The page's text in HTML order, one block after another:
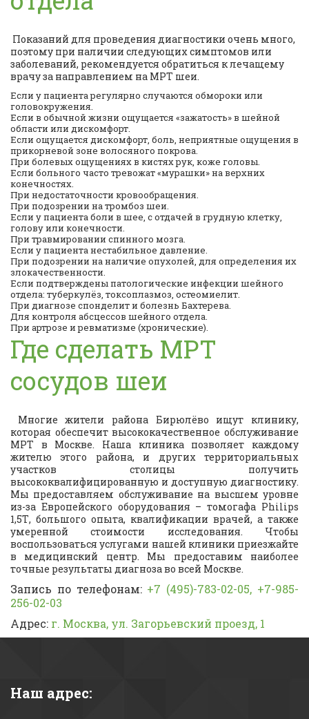
Показаний для проведения диагностики очень много,
поэтому при наличии следующих симптомов или
заболеваний, рекомендуется обратиться к лечащему
врачу за направлением на МРТ шеи.
Если у пациента регулярно случаются обмороки или
головокружения.
Если в обычной жизни ощущается «зажатость» в шейной
области или дискомфорт.
Если ощущается дискомфорт, боль, неприятные ощущения в
прикорневой зоне волосяного покрова.
При болевых ощущениях в кистях рук, коже головы.
Если больного часто тревожат «мурашки» на верхних
конечностях.
При недостаточности кровообращения.
При подозрении на тромбоз шеи.
Если у пациента боли в шее, с отдачей в грудную клетку,
голову или конечности.
При травмировании спинного мозга.
Если у пациента нестабильное давление.
При подозрении на наличие опухолей, для определения их
злокачественности.
Если подтверждены патологические инфекции шейного
отдела: туберкулёз, токсоплазмоз, остеомиелит.
При диагнозе спонделит и болезнь Бахтерева.
Для контроля абсцессов шейного отдела.
При артрозе и ревматизме (хронические).
Где сделать МРТ
сосудов шеи
Многие жители района Бирюлёво ищут клинику,
которая обеспечит высококачественное обслуживание
МРТ в Москве. Наша клиника позволяет каждому
жителю этого района, и других территориальных
участков столицы получить
высококвалифицированную и доступную диагностику.
Мы предоставляем обслуживание на высшем уровне
из-за Европейского оборудования – томогафа Philips
1,5Т, большого опыта, квалификации врачей, а также
умеренной стоимости исследования. Чтобы
воспользоваться услугами нашей клиники приезжайте
в медицинский центр. Мы предоставим наиболее
точные результаты диагноза во всей Москве.
Запись по телефонам: +7 (495)-783-02-05, +7-985-
256-02-03
Адрес: г. Москва, ул. Загорьевский проезд, 1
Наш адрес: